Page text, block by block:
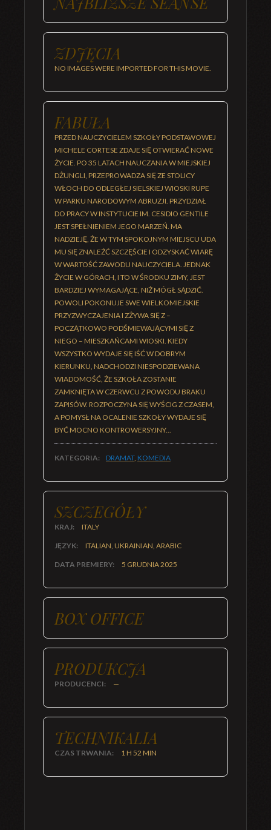
ZDJĘCIA
NO IMAGES WERE IMPORTED FOR THIS MOVIE.
FABUŁA
PRZED NAUCZYCIELEM SZKOŁY PODSTAWOWEJ
MICHELE CORTESE ZDAJE SIĘ OTWIERAĆ NOWE
ŻYCIE. PO 35 LATACH NAUCZANIA W MIEJSKIEJ
DŻUNGLI, PRZEPROWADZA SIĘ ZE STOLICY
WŁOCH DO ODLEGŁEJ SIELSKIEJ WIOSKI RUPE
W PARKU NARODOWYM ABRUZJI. PRZYDZIAŁ
DO PRACY W INSTYTUCIE IM. CESIDIO GENTILE
JEST SPEŁNIENIEM JEGO MARZEŃ. MA
NADZIEJĘ, ŻE W TYM SPOKOJNYM MIEJSCU UDA
MU SIĘ ZNALEŹĆ SZCZĘŚCIE I ODZYSKAĆ WIARĘ
W WARTOŚĆ ZAWODU NAUCZYCIELA. JEDNAK
ŻYCIE W GÓRACH, I TO W ŚRODKU ZIMY, JEST
BARDZIEJ WYMAGAJĄCE, NIŻ MÓGŁ SĄDZIĆ.
POWOLI POKONUJE SWE WIELKOMIEJSKIE
PRZYZWYCZAJENIA I ZŻYWA SIĘ Z –
POCZĄTKOWO PODŚMIEWAJĄCYMI SIĘ Z
NIEGO – MIESZKAŃCAMI WIOSKI. KIEDY
WSZYSTKO WYDAJE SIĘ IŚĆ W DOBRYM
KIERUNKU, NADCHODZI NIESPODZIEWANA
WIADOMOŚĆ, ŻE SZKOŁA ZOSTANIE
ZAMKNIĘTA W CZERWCU Z POWODU BRAKU
ZAPISÓW. ROZPOCZYNA SIĘ WYŚCIG Z CZASEM,
A POMYSŁ NA OCALENIE SZKOŁY WYDAJE SIĘ
BYĆ MOCNO KONTROWERSYJNY...
KATEGORIA: DRAMAT, KOMEDIA
SZCZEGÓŁY
KRAJ: ITALY
JĘZYK: ITALIAN, UKRAINIAN, ARABIC
DATA PREMIERY: 5 GRUDNIA 2025
BOX OFFICE
PRODUKCJA
PRODUCENCI: —
TECHNIKALIA
CZAS TRWANIA: 1 H 52 MIN